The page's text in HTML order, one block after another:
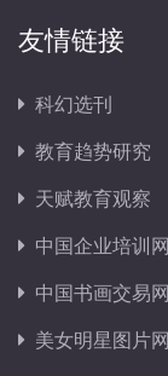
友情链接
科幻选刊
教育趋势研究
天赋教育观察
中国企业培训网
中国书画交易网
美女明星图片网